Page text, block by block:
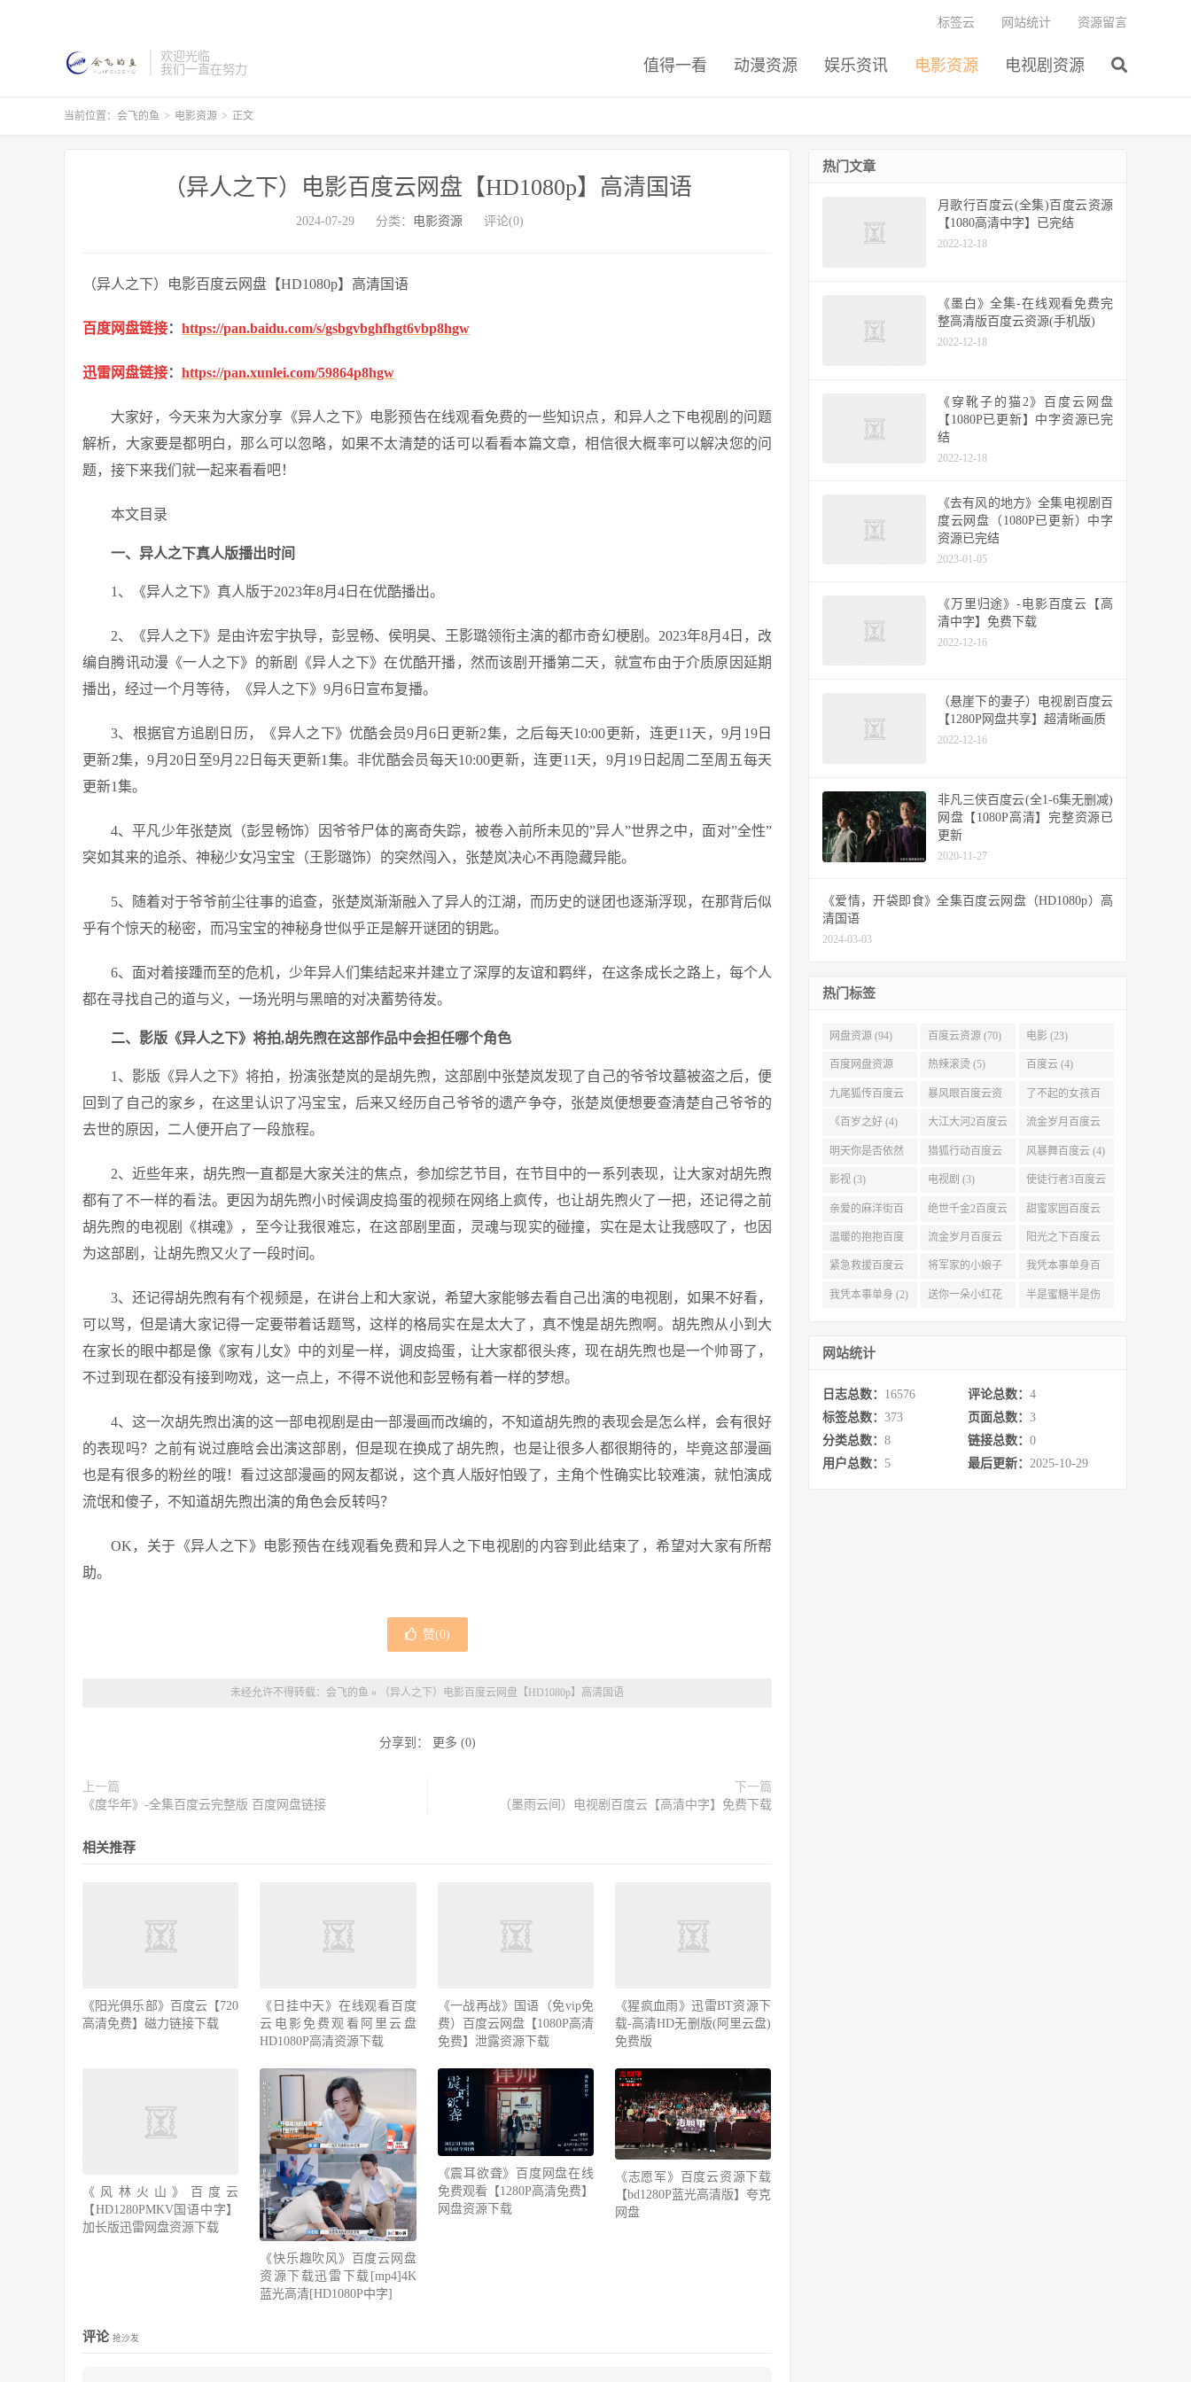
欢迎光临
我们一直在努力
值得一看 动漫资源 娱乐资讯 电影资源 电视剧资源
标签云 网站统计 资源留言
当前位置： 会飞的鱼 > 电影资源 > 正文
（异人之下）电影百度云网盘【HD1080p】高清国语
2024-07-29 分类： 电影资源 评论(0)
（异人之下）电影百度云网盘【HD1080p】高清国语
百度网盘链接： https://pan.baidu.com/s/gsbgvbghfhgt6vbp8hgw
迅雷网盘链接： https://pan.xunlei.com/59864p8hgw
大家好，今天来为大家分享《异人之下》电影预告在线观看免费的一些知识点，和异人之下电视剧的问题
解析，大家要是都明白，那么可以忽略，如果不太清楚的话可以看看本篇文章，相信很大概率可以解决您的问
题，接下来我们就一起来看看吧！
本文目录
一、异人之下真人版播出时间
1、《异人之下》真人版于2023年8月4日在优酷播出。
2、《异人之下》是由许宏宇执导，彭昱畅、侯明昊、王影璐领衔主演的都市奇幻梗剧。2023年8月4日，改
编自腾讯动漫《一人之下》的新剧《异人之下》在优酷开播，然而该剧开播第二天，就宣布由于介质原因延期
播出，经过一个月等待，《异人之下》9月6日宣布复播。
3、根据官方追剧日历，《异人之下》优酷会员9月6日更新2集，之后每天10:00更新，连更11天，9月19日
更新2集，9月20日至9月22日每天更新1集。非优酷会员每天10:00更新，连更11天，9月19日起周二至周五每天
更新1集。
4、平凡少年张楚岚（彭昱畅饰）因爷爷尸体的离奇失踪，被卷入前所未见的”异人”世界之中，面对”全性”
突如其来的追杀、神秘少女冯宝宝（王影璐饰）的突然闯入，张楚岚决心不再隐藏异能。
5、随着对于爷爷前尘往事的追查，张楚岚渐渐融入了异人的江湖，而历史的谜团也逐渐浮现，在那背后似
乎有个惊天的秘密，而冯宝宝的神秘身世似乎正是解开谜团的钥匙。
6、面对着接踵而至的危机，少年异人们集结起来并建立了深厚的友谊和羁绊，在这条成长之路上，每个人
都在寻找自己的道与义，一场光明与黑暗的对决蓄势待发。
二、影版《异人之下》将拍,胡先煦在这部作品中会担任哪个角色
1、影版《异人之下》将拍，扮演张楚岚的是胡先煦，这部剧中张楚岚发现了自己的爷爷坟墓被盗之后，便
回到了自己的家乡，在这里认识了冯宝宝，后来又经历自己爷爷的遗产争夺，张楚岚便想要查清楚自己爷爷的
去世的原因，二人便开启了一段旅程。
2、近些年来，胡先煦一直都是大家关注的焦点，参加综艺节目，在节目中的一系列表现，让大家对胡先煦
都有了不一样的看法。更因为胡先煦小时候调皮捣蛋的视频在网络上疯传，也让胡先煦火了一把，还记得之前
胡先煦的电视剧《棋魂》，至今让我很难忘，在这部剧里面，灵魂与现实的碰撞，实在是太让我感叹了，也因
为这部剧，让胡先煦又火了一段时间。
3、还记得胡先煦有有个视频是，在讲台上和大家说，希望大家能够去看自己出演的电视剧，如果不好看，
可以骂，但是请大家记得一定要带着话题骂，这样的格局实在是太大了，真不愧是胡先煦啊。胡先煦从小到大
在家长的眼中都是像《家有儿女》中的刘星一样，调皮捣蛋，让大家都很头疼，现在胡先煦也是一个帅哥了，
不过到现在都没有接到吻戏，这一点上，不得不说他和彭昱畅有着一样的梦想。
4、这一次胡先煦出演的这一部电视剧是由一部漫画而改编的，不知道胡先煦的表现会是怎么样，会有很好
的表现吗？之前有说过鹿晗会出演这部剧，但是现在换成了胡先煦，也是让很多人都很期待的，毕竟这部漫画
也是有很多的粉丝的哦！看过这部漫画的网友都说，这个真人版好怕毁了，主角个性确实比较难演，就怕演成
流氓和傻子，不知道胡先煦出演的角色会反转吗？
OK，关于《异人之下》电影预告在线观看免费和异人之下电视剧的内容到此结束了，希望对大家有所帮
助。
赞(0)
未经允许不得转载： 会飞的鱼 » （异人之下）电影百度云网盘【HD1080p】高清国语
分享到： 更多 (0)
上一篇
《度华年》-全集百度云完整版 百度网盘链接
下一篇
（墨雨云间）电视剧百度云【高清中字】免费下载
相关推荐
《阳光俱乐部》百度云【720
高清免费】磁力链接下载
《日挂中天》在线观看百度
云电影免费观看阿里云盘
HD1080P高清资源下载
《一战再战》国语（免vip免
费）百度云网盘【1080P高清
免费】泄露资源下载
《猩疯血雨》迅雷BT资源下
载-高清HD无删版(阿里云盘)
免费版
《风林火山》百度云
【HD1280PMKV国语中字】
加长版迅雷网盘资源下载
《快乐趣吹风》百度云网盘
资源下载迅雷下载[mp4]4K
蓝光高清[HD1080P中字]
《震耳欲聋》百度网盘在线
免费观看【1280P高清免费】
网盘资源下载
《志愿军》百度云资源下载
【bd1280P蓝光高清版】夸克
网盘
评论 抢沙发
热门文章
月歌行百度云(全集)百度云资源
【1080高清中字】已完结
2022-12-18
《墨白》全集-在线观看免费完
整高清版百度云资源(手机版)
2022-12-18
《穿靴子的猫2》百度云网盘
【1080P已更新】中字资源已完
结
2022-12-18
《去有风的地方》全集电视剧百
度云网盘（1080P已更新）中字
资源已完结
2023-01-05
《万里归途》-电影百度云【高
清中字】免费下载
2022-12-16
（悬崖下的妻子）电视剧百度云
【1280P网盘共享】超清晰画质
2022-12-16
非凡三侠百度云(全1-6集无删减)
网盘【1080P高清】完整资源已
更新
2020-11-27
《爱情，开袋即食》全集百度云网盘（HD1080p）高
清国语
2024-03-03
热门标签
网盘资源 (94) 百度云资源 (70) 电影 (23)
百度网盘资源
(11)
热辣滚烫 (5) 百度云 (4)
九尾狐传百度云
(4)
暴风眼百度云资
源 (4)
了不起的女孩百
度云 (4)
《百岁之好 (4) 大江大河2百度云
(4)
流金岁月百度云
(4)
明天你是否依然
爱我百度云 (4)
猎狐行动百度云
(4)
风暴舞百度云 (4)
影视 (3) 电视剧 (3) 使徒行者3百度云
资源 (3)
亲爱的麻洋街百
度云资源 (3)
绝世千金2百度云
(3)
甜蜜家园百度云
(3)
温暖的抱抱百度
云 (3)
流金岁月百度云
完整网盘 (3)
阳光之下百度云
(3)
紧急救援百度云
资源 (2)
将军家的小娘子
百度云 (2)
我凭本事单身百
度云资源 (2)
我凭本事单身 (2) 送你一朵小红花 半是蜜糖半是伤
网站统计
日志总数： 16576 评论总数： 4
标签总数： 373 页面总数： 3
分类总数： 8 链接总数： 0
用户总数： 5 最后更新： 2025-10-29